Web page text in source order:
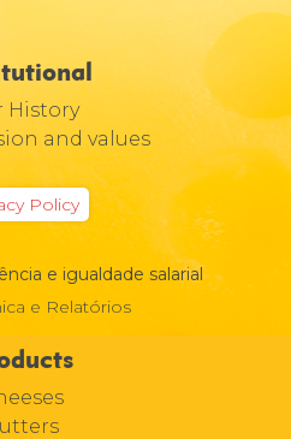
History
and values
Policy
e igualdade salarial
e Relatórios